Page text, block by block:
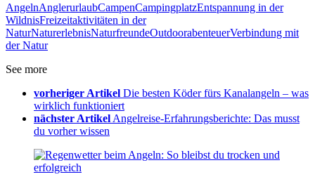
AngelnAnglerurlaubCampenCampingplatzEntspannung in der
WildnisFreizeitaktivitäten in der
NaturNaturerlebnisNaturfreundeOutdoorabenteuerVerbindung mit
der Natur
See more
vorheriger Artikel Die besten Köder fürs Kanalangeln – was
wirklich funktioniert
nächster Artikel Angelreise-Erfahrungsberichte: Das musst
du vorher wissen